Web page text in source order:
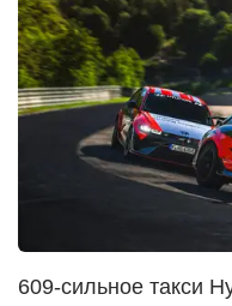
609-сильное такси